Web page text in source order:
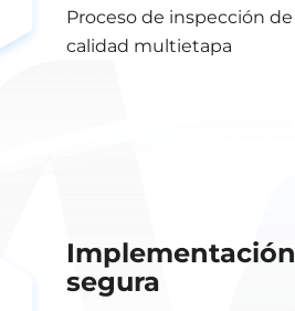
Proceso de inspección de
calidad multietapa
Implementación
segura